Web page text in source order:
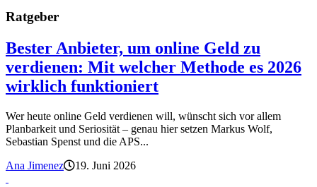
Ratgeber
Bester Anbieter, um online Geld zu
verdienen: Mit welcher Methode es 2026
wirklich funktioniert
Wer heute online Geld verdienen will, wünscht sich vor allem
Planbarkeit und Seriosität – genau hier setzen Markus Wolf,
Sebastian Spenst und die APS...
Ana Jimenez
19. Juni 2026